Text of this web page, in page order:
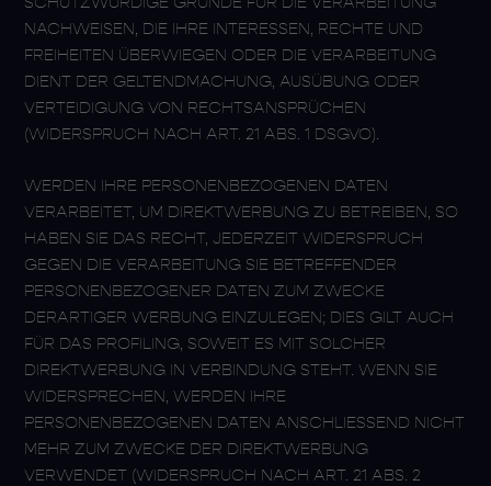
NACHWEISEN, DIE IHRE INTERESSEN, RECHTE UND
FREIHEITEN ÜBERWIEGEN ODER DIE VERARBEITUNG
DIENT DER GELTENDMACHUNG, AUSÜBUNG ODER
VERTEIDIGUNG VON RECHTSANSPRÜCHEN
(WIDERSPRUCH NACH ART. 21 ABS. 1 DSGVO).
WERDEN IHRE PERSONENBEZOGENEN DATEN
VERARBEITET, UM DIREKTWERBUNG ZU BETREIBEN, SO
HABEN SIE DAS RECHT, JEDERZEIT WIDERSPRUCH
GEGEN DIE VERARBEITUNG SIE BETREFFENDER
PERSONENBEZOGENER DATEN ZUM ZWECKE
DERARTIGER WERBUNG EINZULEGEN; DIES GILT AUCH
FÜR DAS PROFILING, SOWEIT ES MIT SOLCHER
DIREKTWERBUNG IN VERBINDUNG STEHT. WENN SIE
WIDERSPRECHEN, WERDEN IHRE
PERSONENBEZOGENEN DATEN ANSCHLIESSEND NICHT
MEHR ZUM ZWECKE DER DIREKTWERBUNG
VERWENDET (WIDERSPRUCH NACH ART. 21 ABS. 2